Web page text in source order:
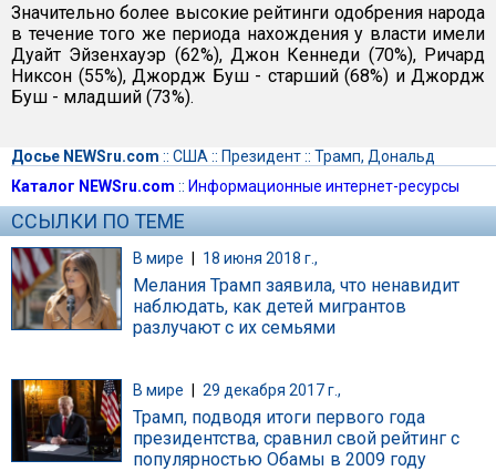
Значительно более высокие рейтинги одобрения народа
в течение того же периода нахождения у власти имели
Дуайт Эйзенхауэр (62%), Джон Кеннеди (70%), Ричард
Никсон (55%), Джордж Буш - старший (68%) и Джордж
Буш - младший (73%).
Досье NEWSru.com :: США :: Президент:: Трамп, Дональд
Каталог NEWSru.com :: Информационные интернет-ресурсы
ССЫЛКИ ПО ТЕМЕ
В мире | 18 июня 2018 г.,
Мелания Трамп заявила, что ненавидит
наблюдать, как детей мигрантов
разлучают с их семьями
В мире 29 декабря 2017 г.,
Трамп, подводя итоги первого года
президентства, сравнил свой рейтинг с
популярностью Обамы в 2009 году